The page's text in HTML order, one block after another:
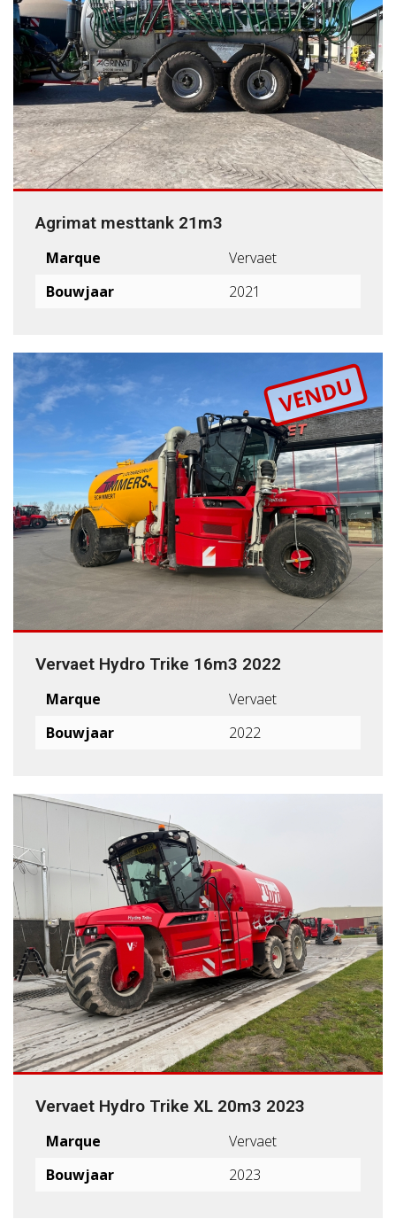
Agrimat mesttank 21m3
Marque
Vervaet
Bouwjaar
2021
VENDU
Vervaet Hydro Trike 16m3 2022
Marque
Vervaet
Bouwjaar
2022
Vervaet Hydro Trike XL 20m3 2023
Marque
Vervaet
Bouwjaar
2023